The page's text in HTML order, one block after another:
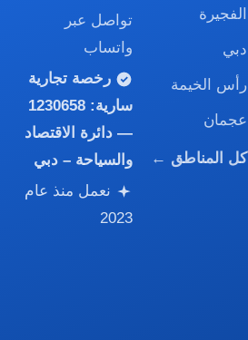
الفجيرة
دبي
رأس الخيمة
عجمان
كل المناطق ←
تواصل عبر
واتساب
رخصة تجارية
سارية:1230658
— دائرة الاقتصاد
والسياحة – دبي
نعمل منذ عام
2023